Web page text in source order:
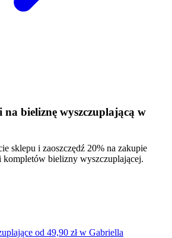
bieliznę wyszczuplającą w
sklepu i zaoszczędź 20% na zakupie
bielizny wyszczuplającej.
od 49,90 zł w Gabriella